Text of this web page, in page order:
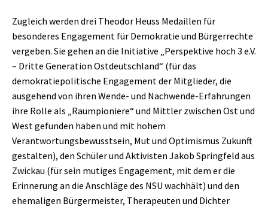
Zugleich werden drei Theodor Heuss Medaillen für
besonderes Engagement für Demokratie und Bürgerrechte
vergeben. Sie gehen an die Initiative „Perspektive hoch 3 e.V.
– Dritte Generation Ostdeutschland“ (für das
demokratiepolitische Engagement der Mitglieder, die
ausgehend von ihren Wende- und Nachwende-Erfahrungen
ihre Rolle als „Raumpioniere“ und Mittler zwischen Ost und
West gefunden haben und mit hohem
Verantwortungsbewusstsein, Mut und Optimismus Zukunft
gestalten), den Schüler und Aktivisten Jakob Springfeld aus
Zwickau (für sein mutiges Engagement, mit dem er die
Erinnerung an die Anschläge des NSU wachhält) und den
ehemaligen Bürgermeister, Therapeuten und Dichter